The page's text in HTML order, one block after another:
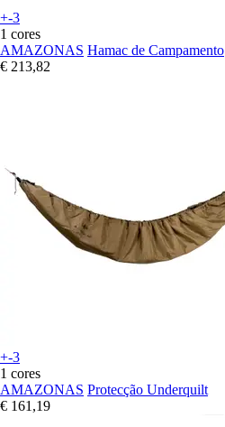
+-3
1 cores
AMAZONAS Hamac de Campamento
€ 213,82
+-3
1 cores
AMAZONAS Protecção Underquilt
€ 161,19